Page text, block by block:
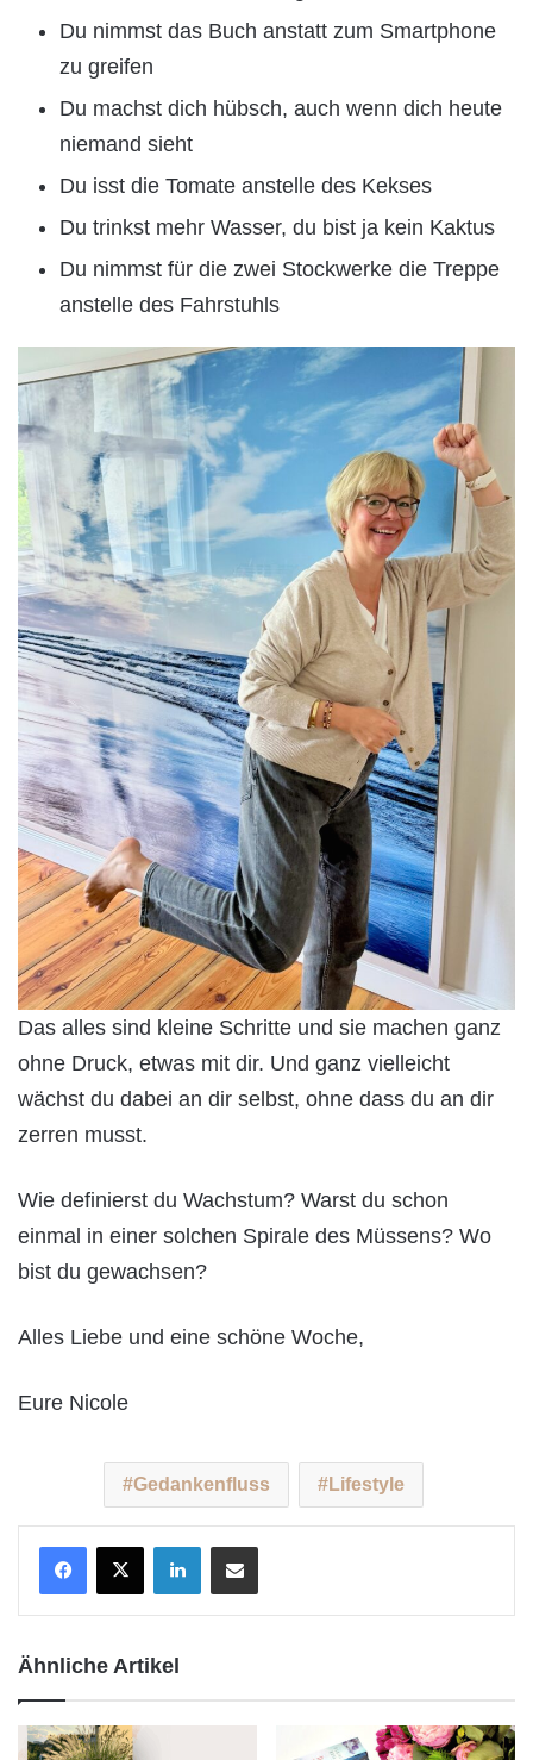
Du nimmst das Buch anstatt zum Smartphone
zu greifen
Du machst dich hübsch, auch wenn dich heute
niemand sieht
Du isst die Tomate anstelle des Kekses
Du trinkst mehr Wasser, du bist ja kein Kaktus
Du nimmst für die zwei Stockwerke die Treppe
anstelle des Fahrstuhls
Das alles sind kleine Schritte und sie machen ganz
ohne Druck, etwas mit dir. Und ganz vielleicht
wächst du dabei an dir selbst, ohne dass du an dir
zerren musst.
Wie definierst du Wachstum? Warst du schon
einmal in einer solchen Spirale des Müssens? Wo
bist du gewachsen?
Alles Liebe und eine schöne Woche,
Eure Nicole
Gedankenfluss Lifestyle
LinkedInTeile per E-Mail
Ähnliche Artikel